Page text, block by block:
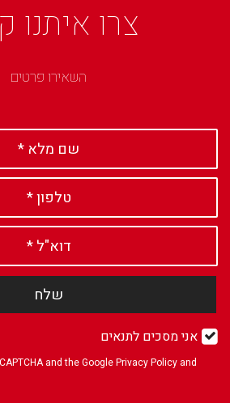
צרו איתנו
השאירו פרטים
שלח
אני מסכים לתנאים
and the GooglePrivacy Policy and